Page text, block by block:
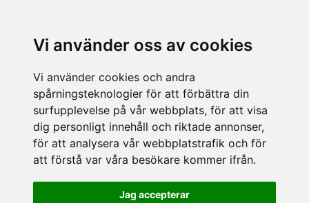
Vi använder oss av cookies
Vi använder cookies och andra
spårningsteknologier för att förbättra din
surfupplevelse på vår webbplats, för att visa
dig personligt innehåll och riktade annonser,
för att analysera vår webbplatstrafik och för
att förstå var våra besökare kommer ifrån.
Jag accepterar